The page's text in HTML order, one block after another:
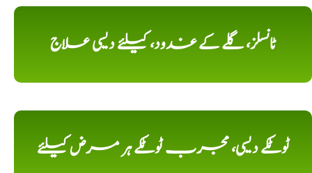
ٹانسلز، گلے کے غدود، کیلئے دیسی علاج
ٹوٹکے دیسی، مجرب ٹوٹکے ہر مرض کیلئے